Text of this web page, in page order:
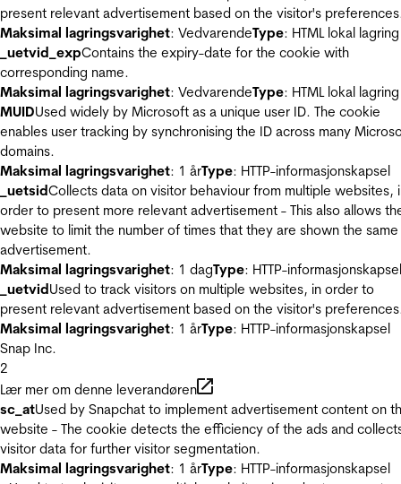
present relevant advertisement based on the visitor's
Maksimal lagringsvarighet: VedvarendeType: HTML lokal lagring
_uetvid_expContains the expiry-date for the cookie with
corresponding name.
Maksimal lagringsvarighet: VedvarendeType: HTML lokal lagring
MUIDUsed widely by Microsoft as a unique user ID. The cookie
enables user tracking by synchronising the ID across many
domains.
Maksimal lagringsvarighet: 1 årType: HTTP-informasjonskapsel
_uetsidCollects data on visitor behaviour from multiple websites,
order to present more relevant advertisement - This also allows
website to limit the number of times that they are shown the same
advertisement.
Maksimal lagringsvarighet: 1 dagType: HTTP-informasjonskapsel
_uetvidUsed to track visitors on multiple websites, in order to
present relevant advertisement based on the visitor's
Maksimal lagringsvarighet: 1 årType: HTTP-informasjonskapsel
Snap Inc.
2
Lær mer om denne leverandøren
sc_atUsed by Snapchat to implement advertisement content on
website - The cookie detects the efficiency of the ads and
visitor data for further visitor segmentation.
Maksimal lagringsvarighet: 1 årType: HTTP-informasjonskapsel